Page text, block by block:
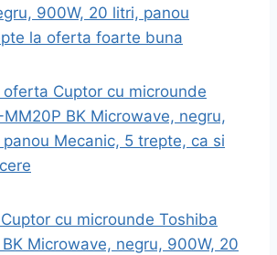
900W, 20 litri, panou
la oferta foarte buna
Cuptor cu microunde
BK Microwave, negru,
Mecanic, 5 trepte, ca si
cu microunde Toshiba
Microwave, negru, 900W, 20